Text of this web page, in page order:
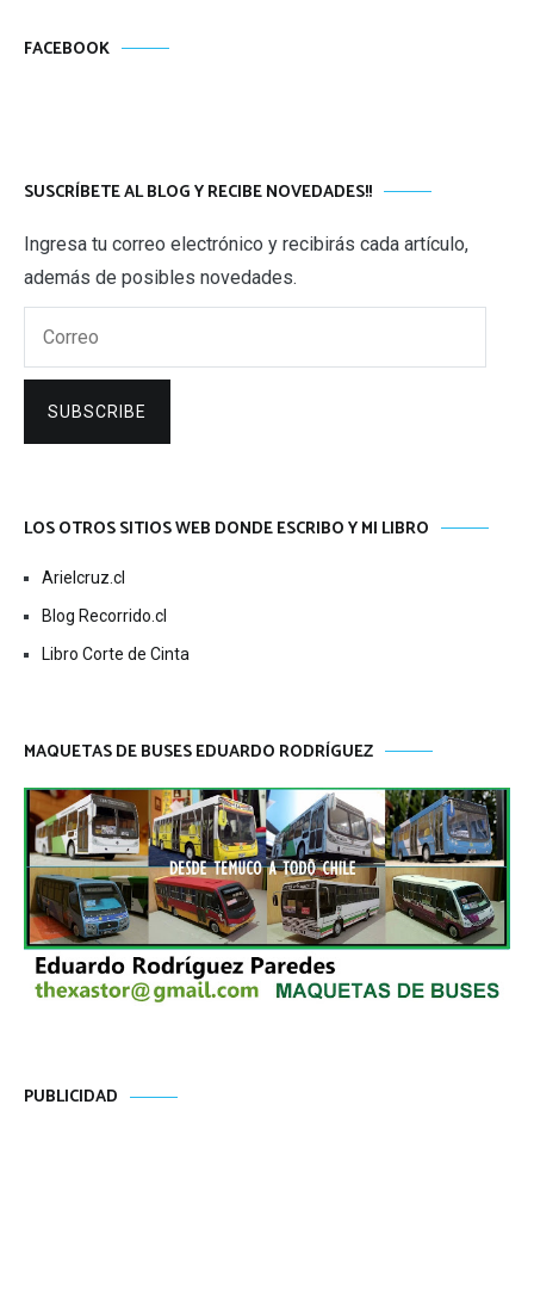
FACEBOOK
SUSCRÍBETE AL BLOG Y RECIBE NOVEDADES!!
Ingresa tu correo electrónico y recibirás cada artículo,
además de posibles novedades.
SUBSCRIBE
LOS OTROS SITIOS WEB DONDE ESCRIBO Y MI LIBRO
Arielcruz.cl
Blog Recorrido.cl
Libro Corte de Cinta
MAQUETAS DE BUSES EDUARDO RODRÍGUEZ
PUBLICIDAD